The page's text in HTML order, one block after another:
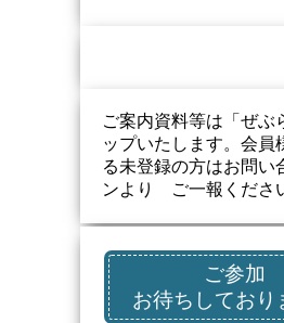
ご案内資料等は「ぜぶ
ップいたします。会員
る未登録の方はお問い
ンより ご一報くださ
ご参加
お待ちしており